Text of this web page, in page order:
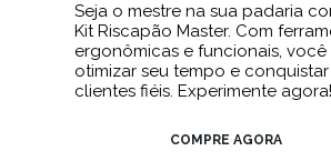
Seja o mestre na sua padaria
Kit Riscapão Master. Com
ergonômicas e funcionais, você
otimizar seu tempo e conquistar
clientes fiéis. Experimente agora!
COMPRE AGORA